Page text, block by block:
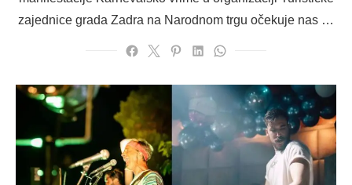
zajednice grada Zadra na Narodnom trgu očekuje nas …